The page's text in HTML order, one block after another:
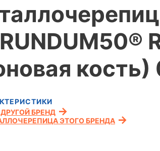
кость)
БРЕНД
ЭТОГО БРЕНДА